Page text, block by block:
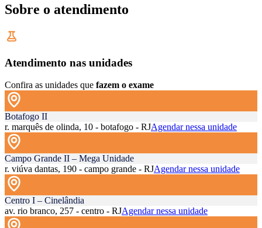
Sobre o atendimento
Atendimento nas unidades
Confira as unidades que fazem o exame
Botafogo II
r. marquês de olinda, 10 - botafogo - RJAgendar nessa unidade
Campo Grande II – Mega Unidade
r. viúva dantas, 190 - campo grande - RJAgendar nessa unidade
Centro I – Cinelândia
av. rio branco, 257 - centro - RJAgendar nessa unidade